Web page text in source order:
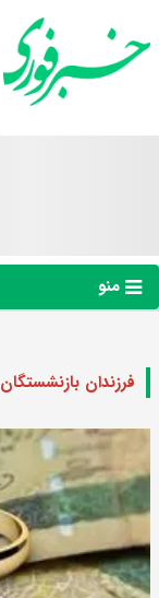
منو
فرزندان بازنشستگان